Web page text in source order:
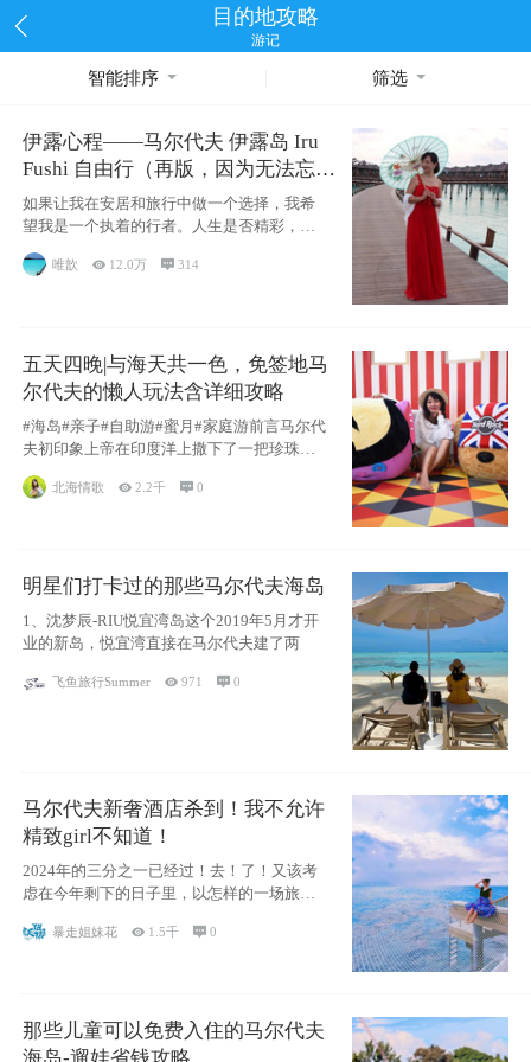
目的地攻略
游记
智能排序 筛选
伊露心程——马尔代夫 伊露岛 Iru
Fushi 自由行（再版，因为无法忘却
的留恋）
如果让我在安居和旅行中做一个选择，我希
望我是一个执着的行者。人生是否精彩，都
源于自己
唯歆  12.0万  314
五天四晚|与海天共一色，免签地马
尔代夫的懒人玩法含详细攻略
#海岛#亲子#自助游#蜜月#家庭游前言马尔代
夫初印象上帝在印度洋上撒下了一把珍珠，
北海情歌 2.2千 0
明星们打卡过的那些马尔代夫海岛
1、沈梦辰-RIU悦宜湾岛这个2019年5月才开
业的新岛，悦宜湾直接在马尔代夫建了两
飞鱼旅行Summer 971 0
马尔代夫新奢酒店杀到！我不允许
精致girl不知道！
2024年的三分之一已经过！去！了！又该考
虑在今年剩下的日子里，以怎样的一场旅行
暴走姐妹花  1.5千 0
那些儿童可以免费入住的马尔代夫